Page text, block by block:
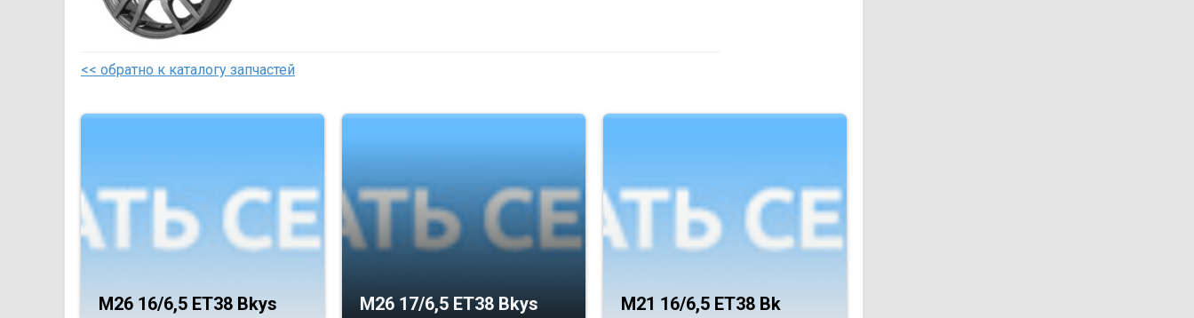
<< обратно к каталогу запчастей
M26 16/6,5 ET38 Bkys
M26 17/6,5 ET38 Bkys
M21 16/6,5 ET38 Bk